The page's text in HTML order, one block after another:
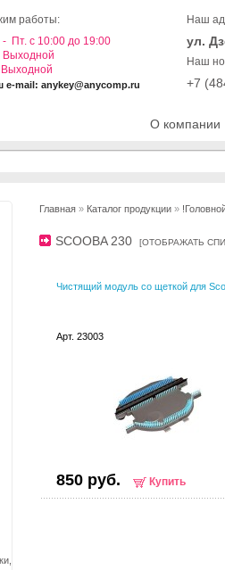
О компании
работы:
- Пт. с 10:00 до 19:00
Выходной
Выходной
e-mail: anykey@anycomp.ru
Наш
ул.
Наш
+7
Главная » Каталог продукции »
SCOOBA 230 [ОТОБРАЖАТЬ
Чистящий модуль со щеткой для
Арт. 23003
850 руб. Купить